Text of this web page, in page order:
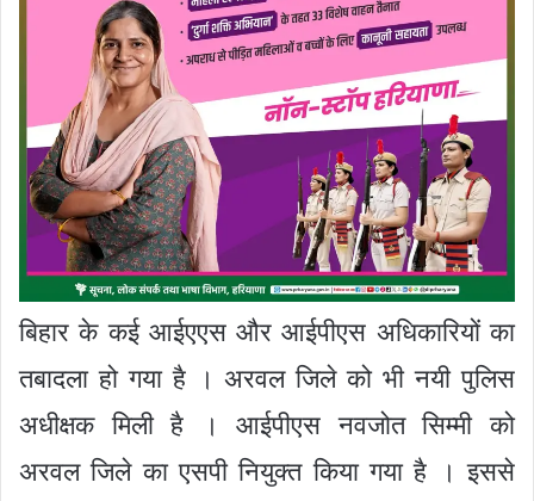
बिहार के कई आईएएस और आईपीएस अधिकारियों का
तबादला हो गया है । अरवल जिले को भी नयी पुलिस
अधीक्षक मिली है । आईपीएस नवजोत सिम्मी को
अरवल जिले का एसपी नियुक्त किया गया है । इससे